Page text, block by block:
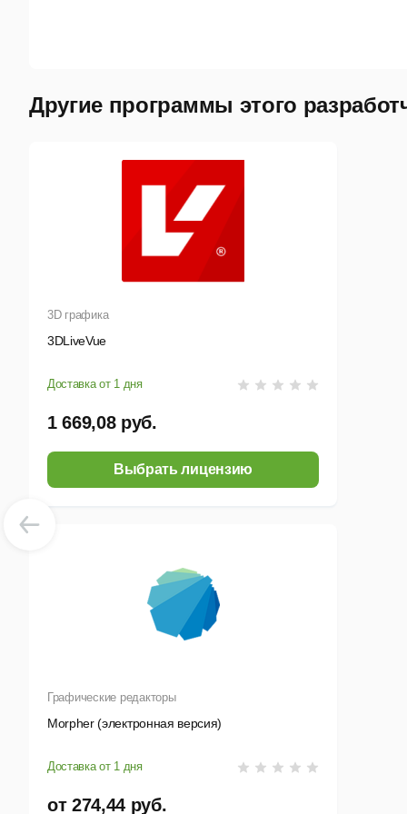
Другие программы этого
3D графика
3DLiveVue
Доставка от 1 дня
1 669,08 руб.
Выбрать лицензию
Графические редакторы
Morpher (электронная версия)
Доставка от 1 дня
от 274,44 руб.